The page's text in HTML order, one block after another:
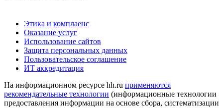
Этика и комплаенс
Оказание услуг
Использование сайтов
Защита персональных данных
Пользовательское соглашение
ИТ аккредитация
На информационном ресурсе hh.ru применяются
рекомендательные технологии (информационные технологии
предоставления информации на основе сбора, систематизации